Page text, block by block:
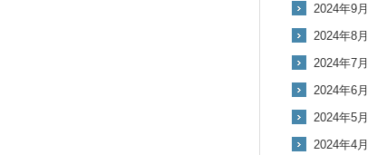
2024年9月
2024年8月
2024年7月
2024年6月
2024年5月
2024年4月